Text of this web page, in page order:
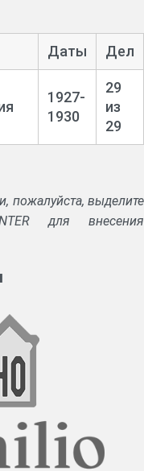
Даты Дел
1927-
1930
29
из
29
пожалуйста, выделите
для внесения